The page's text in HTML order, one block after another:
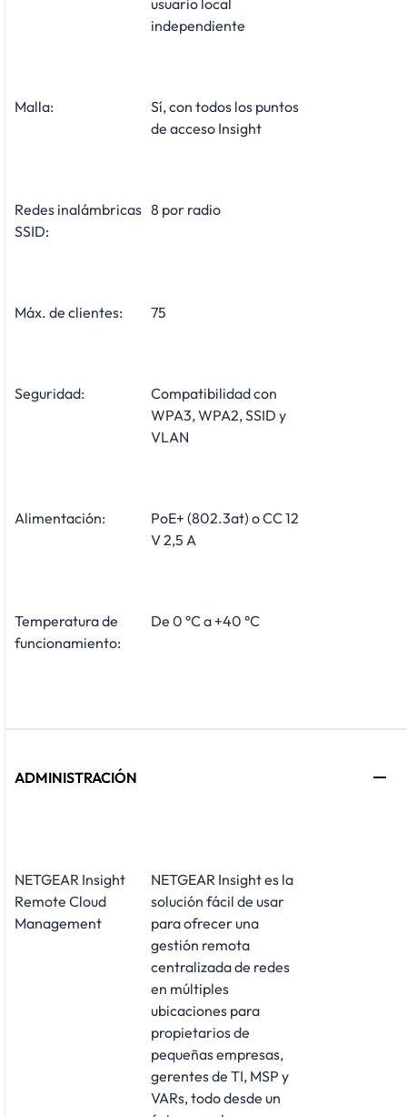
usuario local
independiente
Malla:
Sí, con todos los puntos
de acceso Insight
Redes inalámbricas
SSID:
8 por radio
Máx. de clientes: 75
Seguridad:
Compatibilidad con
WPA3, WPA2, SSID y
VLAN
Alimentación:
PoE+ (802.3at) o CC 12
V 2,5 A
Temperatura de
funcionamiento:
De 0 °C a +40 °C
ADMINISTRACIÓN
NETGEAR Insight
Remote Cloud
Management
NETGEAR Insight es la
solución fácil de usar
para ofrecer una
gestión remota
centralizada de redes
en múltiples
ubicaciones para
propietarios de
pequeñas empresas,
gerentes de TI, MSP y
VARs, todo desde un